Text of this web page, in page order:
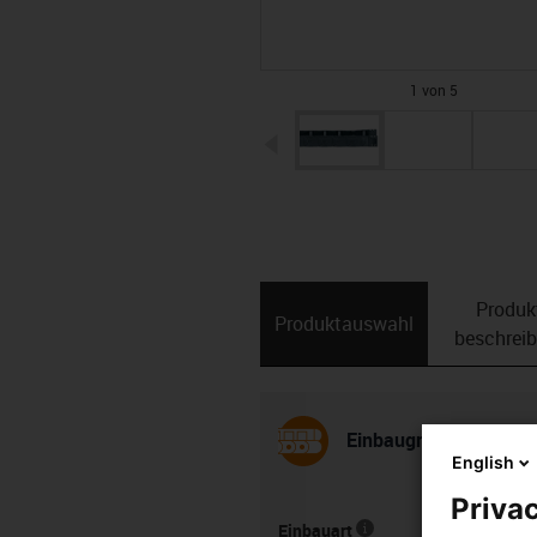
1 von 5
igus-icon-arrow-left
Produktauswahl
Einbaugröße und -art
Einbauart
English